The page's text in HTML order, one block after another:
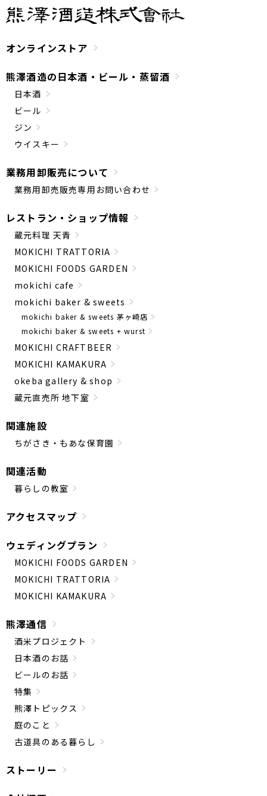
オンラインストア
熊澤酒造の日本酒・ビール・蒸留酒
日本酒
ビール
ジン
ウイスキー
業務用卸販売について
業務用卸売販売専用お問い合わせ
レストラン・ショップ情報
蔵元料理 天青
MOKICHI TRATTORIA
MOKICHI FOODS GARDEN
mokichi cafe
mokichi baker & sweets
mokichi baker & sweets 茅ヶ崎店
mokichi baker & sweets + wurst
MOKICHI CRAFTBEER
MOKICHI KAMAKURA
okeba gallery & shop
蔵元直売所 地下室
関連施設
ちがさき・もあな保育園
関連活動
暮らしの教室
アクセスマップ
ウェディングプラン
MOKICHI FOODS GARDEN
MOKICHI TRATTORIA
MOKICHI KAMAKURA
熊澤通信
酒米プロジェクト
日本酒のお話
ビールのお話
特集
熊澤トピックス
庭のこと
古道具のある暮らし
ストーリー